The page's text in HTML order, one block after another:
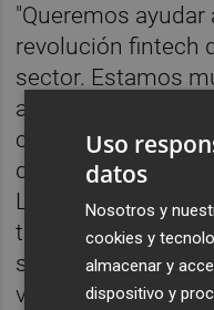
"Queremos
revolución fintech
sector. Estamos
al proyecto esta
con una empresa
desde hace
Los retos en el
tantas
soñar estar en
valor que la que
Uso
datos
Nosotros y
cookies y
almacenar y
dispositivo y